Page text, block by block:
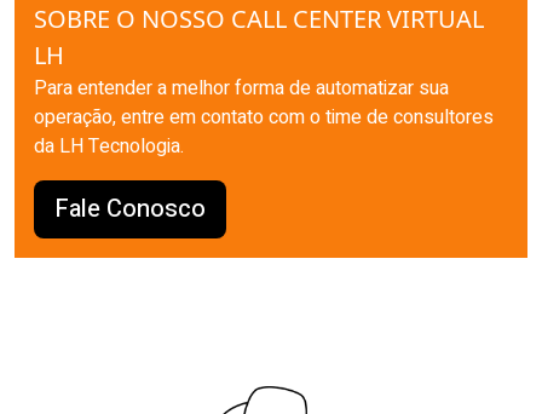
SOBRE O NOSSO CALL CENTER VIRTUAL
LH
Para entender a melhor forma de automatizar sua
operação, entre em contato com o time de consultores
da LH Tecnologia.
Fale Conosco